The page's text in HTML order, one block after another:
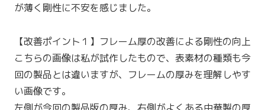
が薄く剛性に不安を感じました。
【改善ポイント１】フレーム厚の改善による剛性の向上
こちらの画像は私が試作したもので、表素材の種類も今
回の製品とは違いますが、フレームの厚みを理解しやす
い画像です。